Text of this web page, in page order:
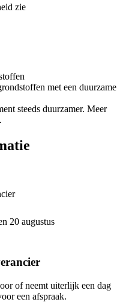
zie
met een duurzame
steeds duurzamer. Meer
.
20 augustus
of neemt uiterlijk een dag
een afspraak.